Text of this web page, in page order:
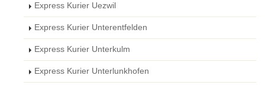
Express Kurier Uezwil
Express Kurier Unterentfelden
Express Kurier Unterkulm
Express Kurier Unterlunkhofen